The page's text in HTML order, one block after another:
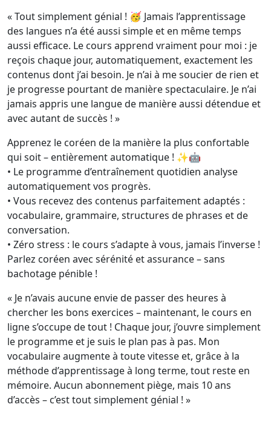
« Tout simplement génial ! 🥳 Jamais l’apprentissage
des langues n’a été aussi simple et en même temps
aussi efficace. Le cours apprend vraiment pour moi : je
reçois chaque jour, automatiquement, exactement les
contenus dont j’ai besoin. Je n’ai à me soucier de rien et
je progresse pourtant de manière spectaculaire. Je n’ai
jamais appris une langue de manière aussi détendue et
avec autant de succès ! »
Apprenez le coréen de la manière la plus confortable
qui soit – entièrement automatique ! ✨🤖
• Le programme d’entraînement quotidien analyse
automatiquement vos progrès.
• Vous recevez des contenus parfaitement adaptés :
vocabulaire, grammaire, structures de phrases et de
conversation.
• Zéro stress : le cours s’adapte à vous, jamais l’inverse !
Parlez coréen avec sérénité et assurance – sans
bachotage pénible !
« Je n’avais aucune envie de passer des heures à
chercher les bons exercices – maintenant, le cours en
ligne s’occupe de tout ! Chaque jour, j’ouvre simplement
le programme et je suis le plan pas à pas. Mon
vocabulaire augmente à toute vitesse et, grâce à la
méthode d’apprentissage à long terme, tout reste en
mémoire. Aucun abonnement piège, mais 10 ans
d’accès – c’est tout simplement génial ! »